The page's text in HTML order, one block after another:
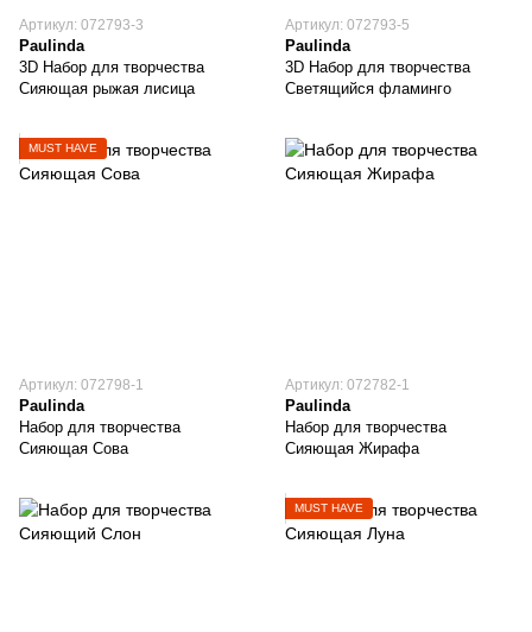
Артикул: 072793-3
Paulinda
3D Набор для творчества
Сияющая рыжая лисица
Артикул: 072793-5
Paulinda
3D Набор для творчества
Светящийся фламинго
MUST HAVE
Артикул: 072798-1
Paulinda
Набор для творчества
Сияющая Сова
Артикул: 072782-1
Paulinda
Набор для творчества
Сияющая Жирафа
MUST HAVE